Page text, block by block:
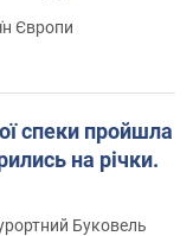
Європи
спеки пройшла
на річки.
Буковель